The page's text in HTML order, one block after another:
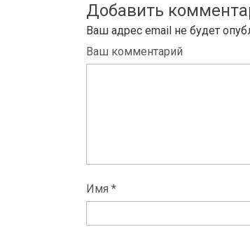
Добавить
Ваш адрес email не будет
Ваш комментарий
Имя *